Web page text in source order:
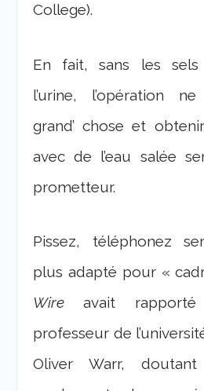
College).
En fait, sans les sels
l’urine, l’opération
grand’ chose et
avec de l’eau salée
prometteur.
Pissez, téléphonez
plus adapté pour «
Wire avait rapporté
professeur de
Oliver Warr,